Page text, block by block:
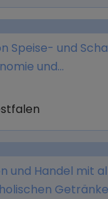
von
von
und den
Speise- und
und
und Handel mit